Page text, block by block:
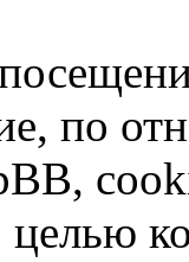
по
целью